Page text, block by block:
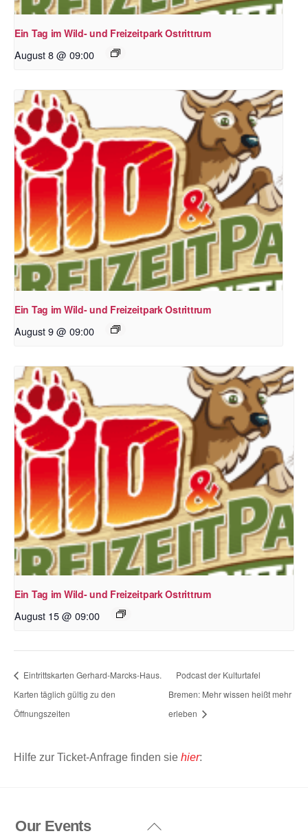
Ein Tag im Wild- und Freizeitpark Ostrittrum
August 8 @ 09:00
Ein Tag im Wild- und Freizeitpark Ostrittrum
August 9 @ 09:00
Ein Tag im Wild- und Freizeitpark Ostrittrum
August 15 @ 09:00
Eintrittskarten Gerhard-Marcks-Haus.
Karten täglich gültig zu den
Öffnungszeiten
Podcast der Kulturtafel
Bremen: Mehr wissen heißt mehr
erleben
Hilfe zur Ticket-Anfrage finden sie hier:
Back
Our Events